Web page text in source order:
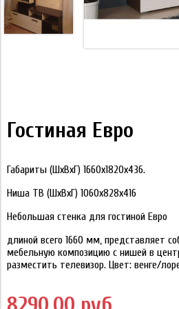
Гостиная Евро
Габариты (ШхВхГ) 1660х1820х436.
Ниша ТВ (ШхВхГ) 1060х828х416
Небольшая стенка для гостиной Евро
длиной всего 1660 мм, представляет
мебельную композицию с нишей в
разместить телевизор. Цвет: венге/